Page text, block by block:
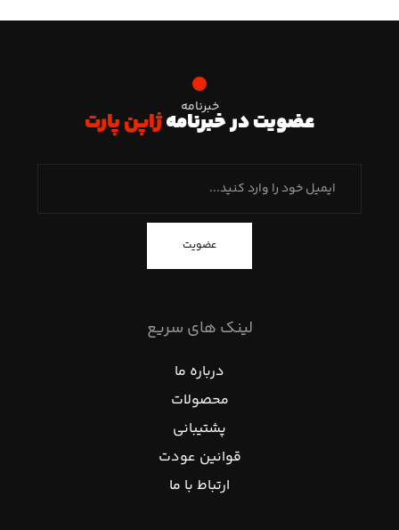
خبرنامه
عضویت در خبرنامهژاپن پارت
عضویت
لینک های سریع
درباره ما
محصولات
پشتیبانی
قوانین عودت
ارتباط با ما